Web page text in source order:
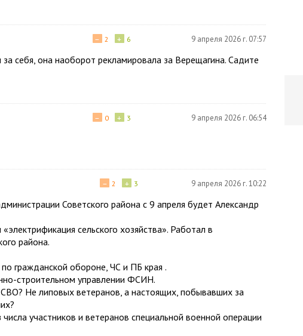
+ 6
− 2 9 апреля 2026 г. 07:57
себя, она наоборот рекламировала за Верещагина. Садите
+ 3
− 0 9 апреля 2026 г. 06:54
+ 3
− 2 9 апреля 2026 г. 10:22
Советского района с 9 апреля будет Александр
сельского хозяйства». Работал в
района.
гражданской обороне, ЧС и ПБ края .
строительном управлении ФСИН.
Не липовых ветеранов, а настоящих, побывавших за
участников и ветеранов специальной военной операции